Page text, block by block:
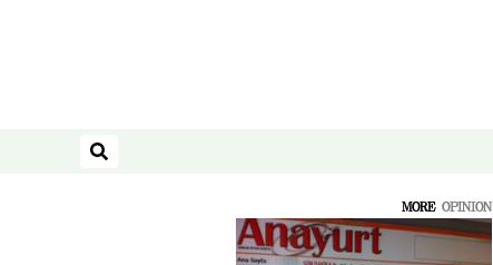
ئىزدەش
MORE OPINION